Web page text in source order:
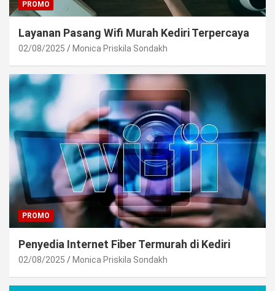
PROMO
Layanan Pasang Wifi Murah Kediri Terpercaya
02/08/2025 Monica Priskila Sondakh
PROMO
Penyedia Internet Fiber Termurah di Kediri
02/08/2025 Monica Priskila Sondakh